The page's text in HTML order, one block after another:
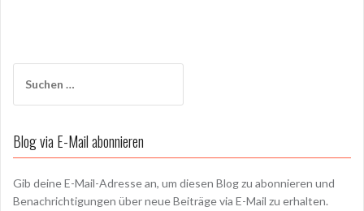
nach:
Blog via E-Mail abonnieren
Gib deine E-Mail-Adresse an, um diesen Blog zu abonnieren und
Benachrichtigungen über neue Beiträge via E-Mail zu erhalten.